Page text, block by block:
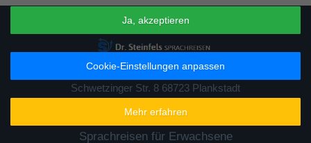
Ja, akzeptieren
Cookie-Einstellungen anpassen
Mehr erfahren
06202 93 84 89 0 (Mo-Sa 09:00-19:00 Uhr)
Schwetzinger Str. 8 68723 Plankstadt
Sprachreisen für Schüler
Sprachreisen für Erwachsene